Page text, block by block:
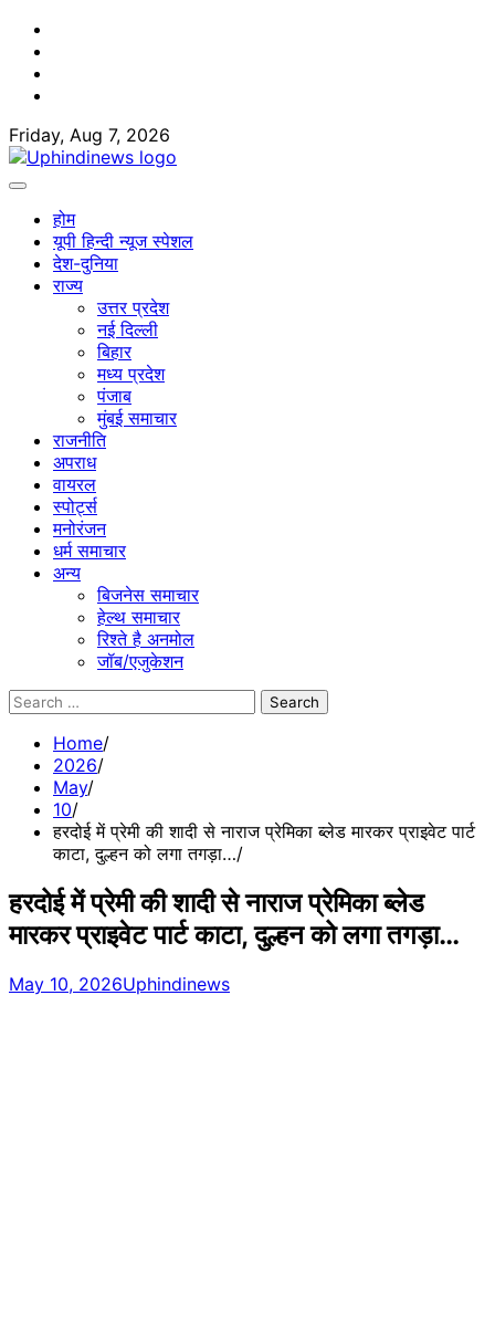
Skip
content
Friday, Aug 7, 2026
होम
यूपी हिन्दी न्यूज स्पेशल
देश-दुनिया
राज्य
उत्तर प्रदेश
नई दिल्ली
बिहार
मध्य प्रदेश
पंजाब
मुंबई समाचार
राजनीति
अपराध
वायरल
स्पोर्ट्स
मनोरंजन
धर्म समाचार
अन्य
बिजनेस समाचार
हेल्थ समाचार
रिश्ते है अनमोल
जॉब/एजुकेशन
Search
Home
2026
May
10
हरदोई में प्रेमी की शादी से नाराज प्रेमिका ब्लेड मारकर प्राइवेट पार्ट
काटा, दुल्हन को लगा तगड़ा…
हरदोई में प्रेमी की शादी से नाराज प्रेमिका ब्लेड
मारकर प्राइवेट पार्ट काटा, दुल्हन को लगा तगड़ा…
May 10, 2026Uphindinews